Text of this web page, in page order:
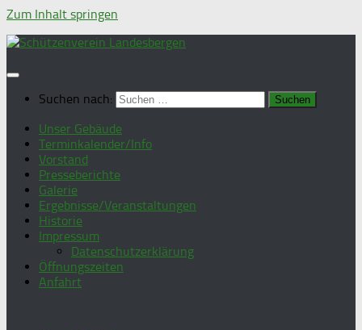
Zum Inhalt springen
Suchen nach:
Unser Gebäude
Terminkalender/Info
Vorstand
Presseberichte
Galerie
Ergebnisse/Veranstaltungen
Historie
Impressum
Datenschutzerklärung
Öffnungszeiten
Anfahrt